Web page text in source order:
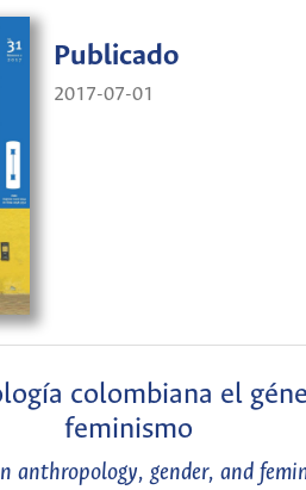
Publicado
2017-07-01
colombiana el
feminismo
anthropology, gender, and